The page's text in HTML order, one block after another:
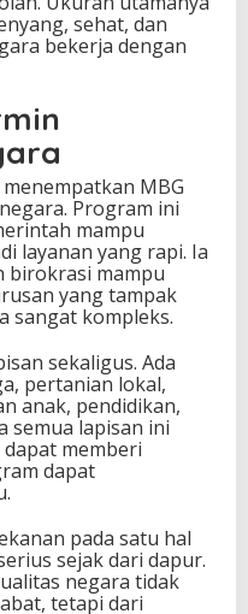
sehat, dan
bekerja dengan
MBG
Program ini
mampu
layanan yang rapi. Ia
birokrasi mampu
yang tampak
sangat kompleks.
sekaligus. Ada
pertanian lokal,
anak, pendidikan,
semua lapisan ini
memberi
dapat
pada satu hal
sejak dari dapur.
negara tidak
tetapi dari